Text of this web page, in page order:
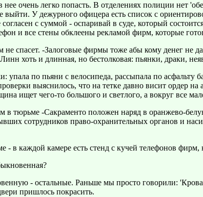
очень легко попасть. В отделениях полиции нет
У дежурного офицера есть список с
с суммой - оспаривай в суде, который
и все стены обклеены рекламой фирм, которые
спасет. -Залоговые фирмы тоже абы кому денег не
хоть и длинная, но бестолковая: пьянки, драки,
упала по пьяни с велосипеда, рассыпала по
выяснилось, что на тетке давно висит ордер
ищет чего-то большого и светлого, а вокруг все
в тюрьме -Сакраменто положен наряд в оранжево-
сотрудников право-охранительных органов и
в каждой камере есть стенд с кучей телефонов
- остальные. Раньше мы просто говорили:
пришлось покрасить.